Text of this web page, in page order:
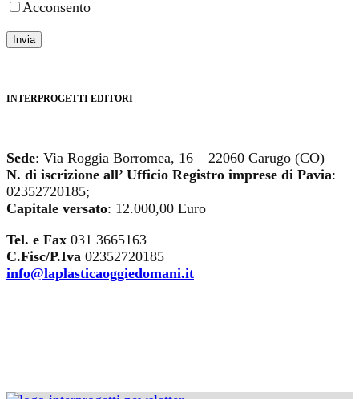
Acconsento
INTERPROGETTI EDITORI
Sede: Via Roggia Borromea, 16 – 22060 Carugo (CO)
N. di iscrizione all’ Ufficio Registro imprese di Pavia:
02352720185;
Capitale versato: 12.000,00 Euro
Tel. e Fax 031 3665163
C.Fisc/P.Iva 02352720185
info@laplasticaoggiedomani.it